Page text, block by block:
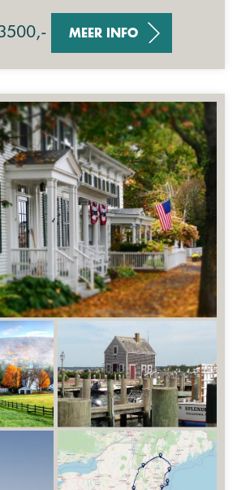
MEER INFO